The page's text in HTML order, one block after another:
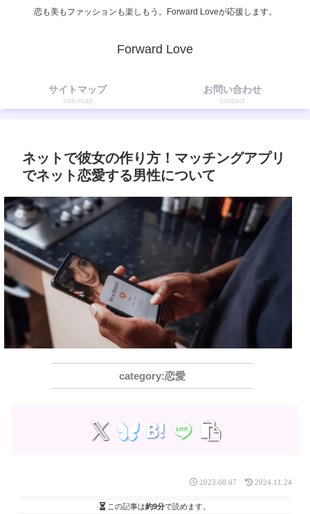
恋も美もファッションも楽しもう。Forward Loveが応援します。
Forward Love
サイトマップ
site-map
お問い合わせ
contact
ネットで彼女の作り方！マッチングアプリ
でネット恋愛する男性について
恋愛
2023.08.07 2024.11.24
この記事は約9分で読めます。